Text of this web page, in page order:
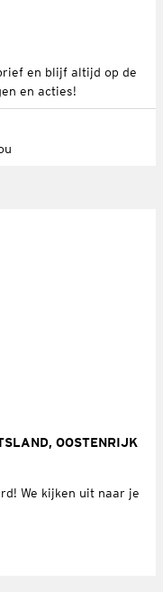
en blijf altijd op de
en acties!
OOSTENRIJK
We kijken uit naar je